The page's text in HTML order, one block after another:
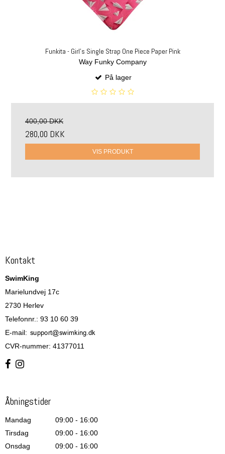
Funkita - Girl's Single Strap One Piece Paper Pink
Way Funky Company
På lager
400,00 DKK
280,00 DKK
VIS PRODUKT
Kontakt
SwimKing
Marielundvej 17c
2730 Herlev
Telefonnr.: 93 10 60 39
E-mail:
CVR-nummer: 41377011
Åbningstider
Mandag
09:00 - 16:00
Tirsdag
09:00 - 16:00
Onsdag
09:00 - 16:00